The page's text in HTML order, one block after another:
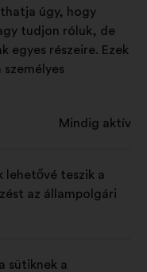
úgy, hogy
tudjon róluk, de
egyes részeire. Ezek
személyes
Mindig aktív
lehetővé teszik a
az állampolgári
sütiknek a